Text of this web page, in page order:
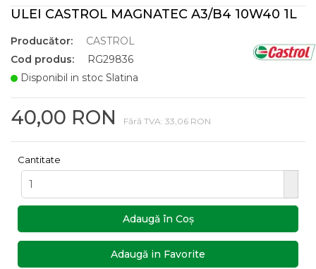
ULEI CASTROL MAGNATEC A3/B4 10W40 1L
Producător:
CASTROL
Cod produs:
RG29836
Disponibil in stoc Slatina
40,00 RON Fără TVA: 33,06 RON
Cantitate
Adaugă în Coş
Adaugă in Favorite